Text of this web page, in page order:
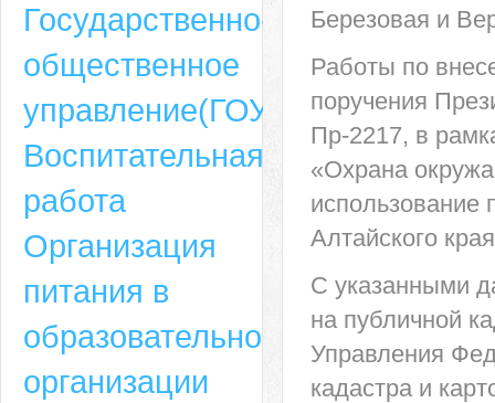
Адрес
659635, Алтайский край, Алтайский район, село Ая, ул. Школьная 11.
6-49, электронный адрес: aja_70@mail.ru
Березовая и
Работы по
поручения
Пр-2217, в
«Охрана
использование
Алтайского
С указанными
на публичной
Управления
кадастра и
Государственно-
общественное
управление(ГОУ)
Воспитательная
работа
Организация
питания в
образовательной
организации